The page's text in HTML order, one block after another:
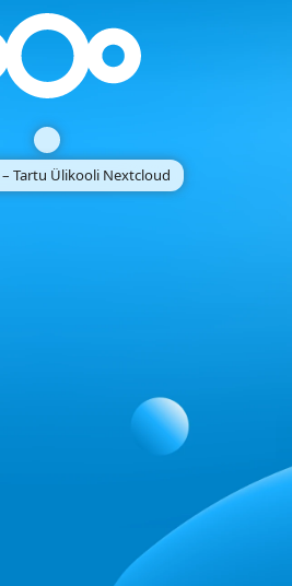
– Tartu Ülikooli Nextcloud